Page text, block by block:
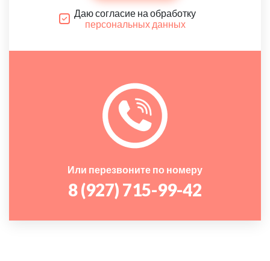
Даю согласие на обработку
персональных данных
Или перезвоните по номеру
8 (927) 715-99-42